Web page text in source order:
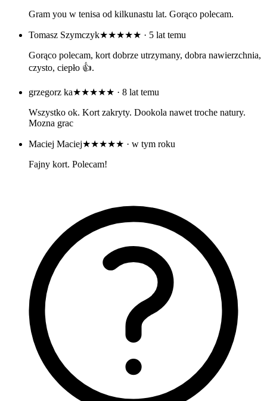
Gram you w tenisa od kilkunastu lat. Gorąco polecam.
Tomasz Szymczyk★★★★★ · 5 lat temu
Gorąco polecam, kort dobrze utrzymany, dobra nawierzchnia,
czysto, ciepło 👍.
grzegorz ka★★★★★ · 8 lat temu
Wszystko ok. Kort zakryty. Dookola nawet troche natury.
Mozna grac
Maciej Maciej★★★★★ · w tym roku
Fajny kort. Polecam!